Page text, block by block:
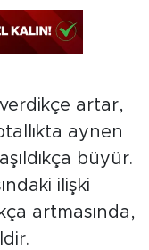
artar,
aynen
büyür.
ilişki
artmasında,